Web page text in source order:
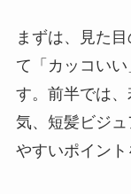
まずは、見た
て「カッコい
す。前半では
気、短髪ビジ
やすいポイント